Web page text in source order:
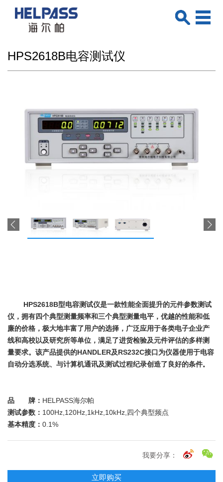
HPS2618B电容测试仪
HPS2618B型电容测试仪是一款性能全面提升的元件参数测试
仪，拥有四个典型测量频率和三个典型测量电平，优越的性能和低
廉的价格，极大地丰富了用户的选择，广泛应用于各类电子企业产
线和高校以及研究所等单位，满足了进货检验及元件评估的多样测
量要求。该产品提供的HANDLER及RS232C接口为仪器使用于电容
自动分选系统、与计算机通讯及测试过程纪录创造了良好的条件。
品 牌： HELPASS海尔帕
测试参数： 100Hz,120Hz,1kHz,10kHz,四个典型频点
基本精度： 0.1%
我要分享：
立即购买